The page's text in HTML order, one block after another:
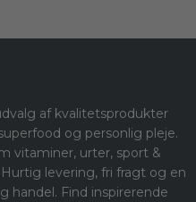
af kvalitetsprodukter
og personlig pleje.
vitaminer, urter, sport &
levering, fri fragt og en
handel. Find inspirerende